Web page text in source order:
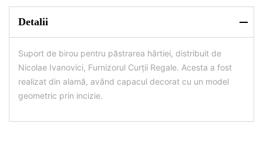
Detalii
Suport de birou pentru păstrarea hârtiei, distribuit de
Nicolae Ivanovici, Furnizorul Curții Regale. Acesta a fost
realizat din alamă, având capacul decorat cu un model
geometric prin incizie.